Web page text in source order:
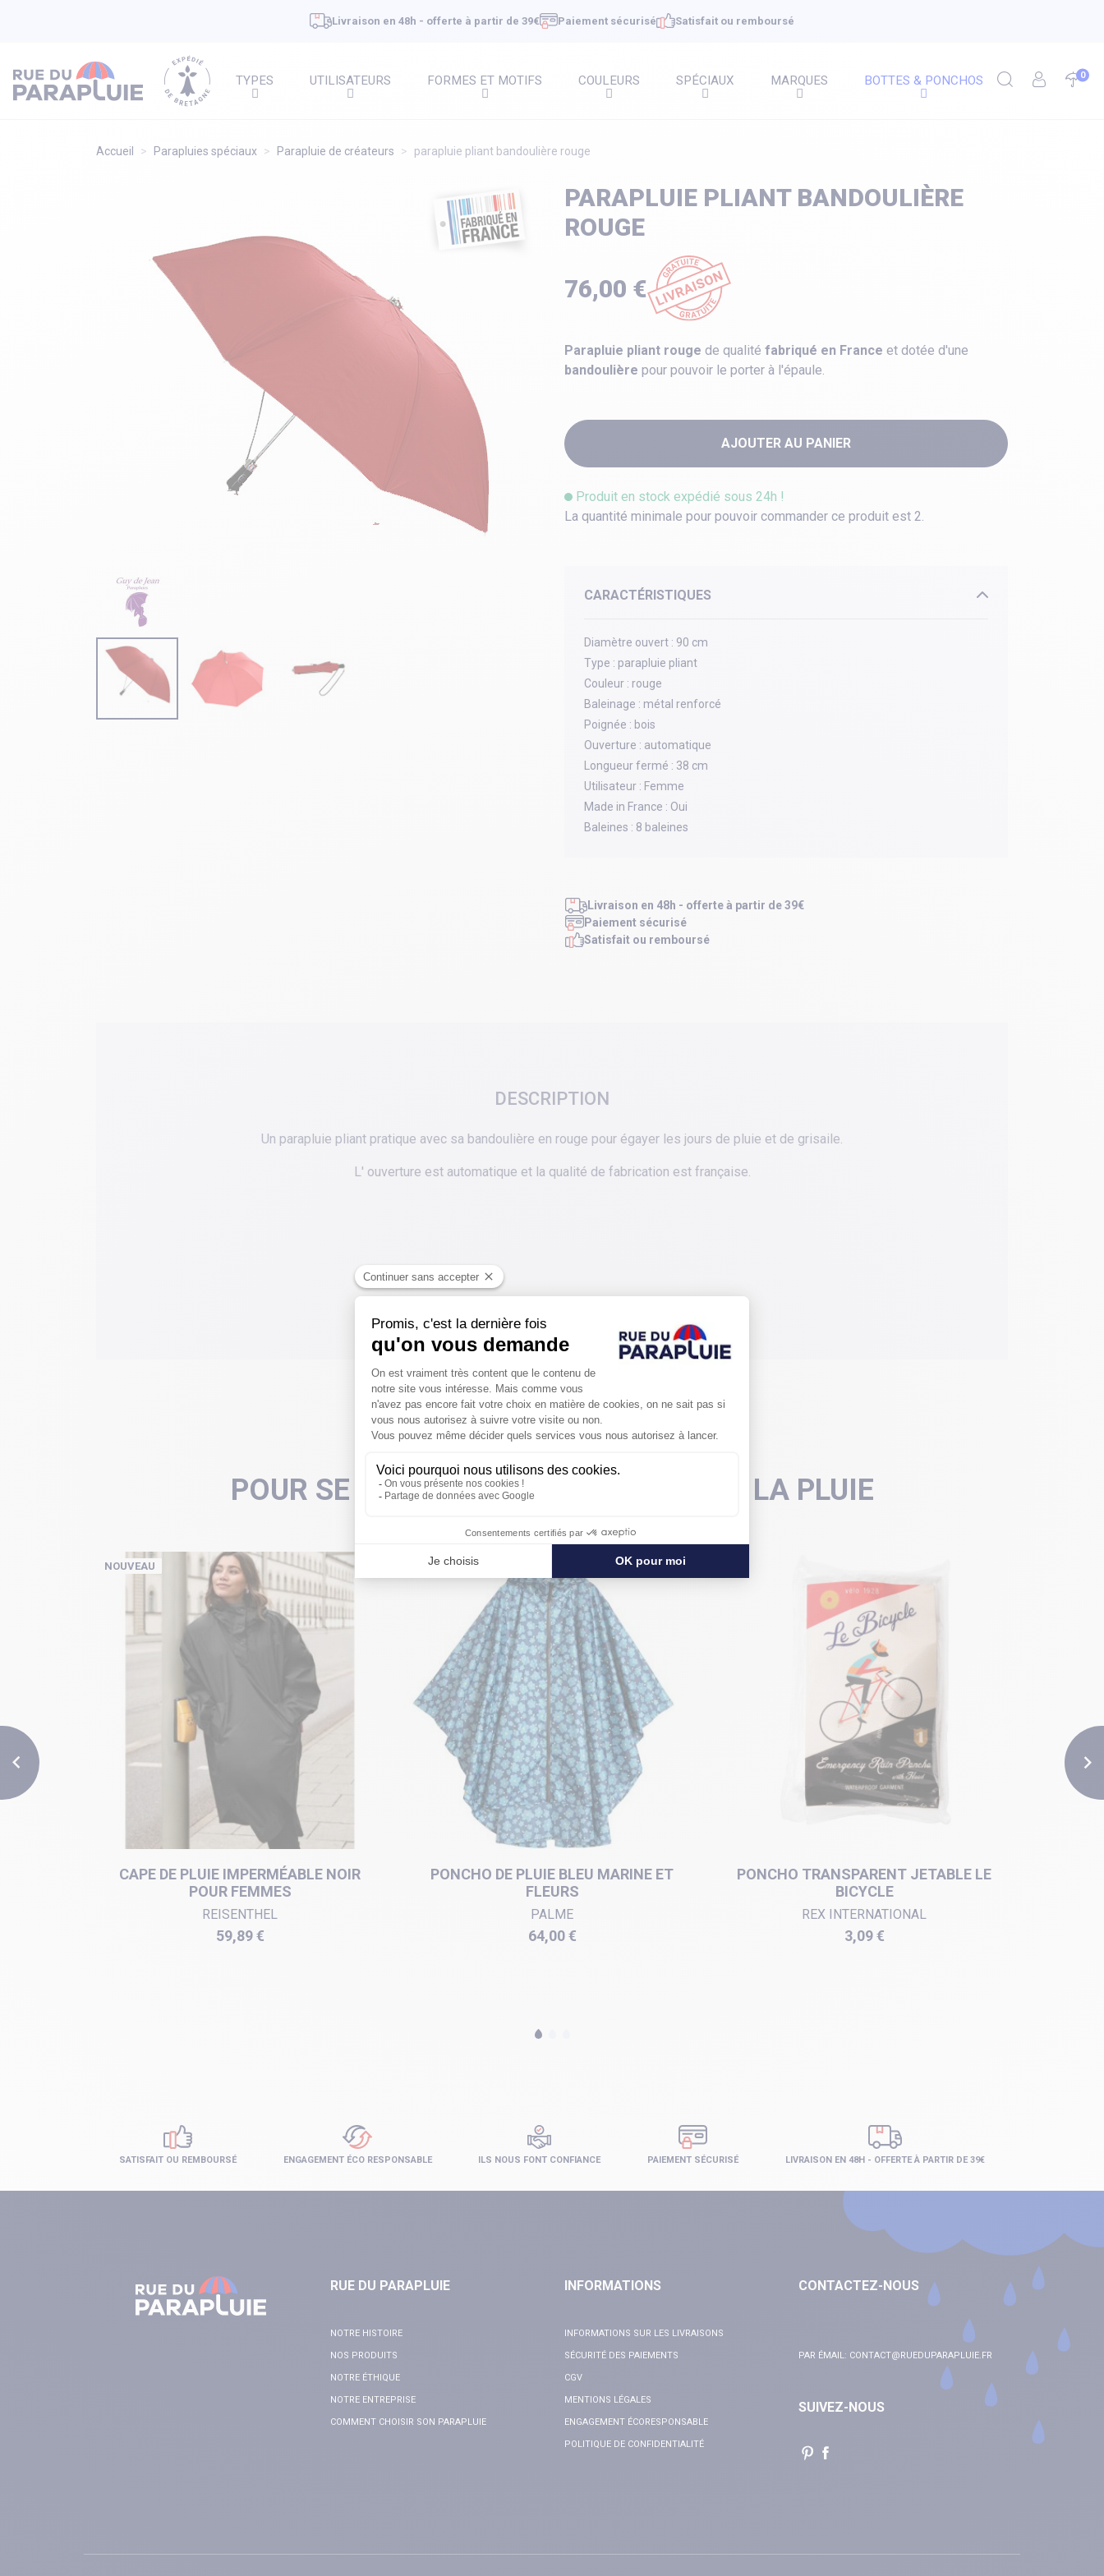
Livraison en 48h - offerte à partir de 39€ Paiement sécurisé Satisfait ou remboursé
0
TYPES UTILISATEURS FORMES ET MOTIFS COULEURS SPÉCIAUX MARQUES BOTTES & PONCHOS
Accueil Parapluies spéciaux Parapluie de créateurs parapluie pliant bandoulière rouge
PARAPLUIE PLIANT BANDOULIÈRE
ROUGE
76,00 €
Parapluie pliant rouge de qualité fabriqué en France et dotée d'une
bandoulière pour pouvoir le porter à l'épaule.
AJOUTER AU PANIER
Produit en stock expédié sous 24h !
La quantité minimale pour pouvoir commander ce produit est 2.
CARACTÉRISTIQUES
Diamètre ouvert : 90 cm
Type : parapluie pliant
Couleur : rouge
Baleinage : métal renforcé
Poignée : bois
Ouverture : automatique
Longueur fermé : 38 cm
Utilisateur : Femme
Made in France : Oui
Baleines : 8 baleines
Livraison en 48h - offerte à partir de 39€
Paiement sécurisé
Satisfait ou remboursé
DESCRIPTION
Un parapluie pliant pratique avec sa bandoulière en rouge pour égayer les jours de pluie et de grisaile.
L' ouverture est automatique et la qualité de fabrication est française.
POUR SE PROTÉGER ENCORE PLUS DE LA PLUIE

CAPE DE PLUIE IMPERMÉABLE NOIR
POUR FEMMES
REISENTHEL
Prix
59,89 €
NOUVEAU
PONCHO DE PLUIE BLEU MARINE ET
FLEURS
PALME
Prix
64,00 €
NOUVEAU
PONCHO TRANSPARENT JETABLE LE
BICYCLE
REX INTERNATIONAL
Prix
3,09 €

LIVRAISON EN 48H - OFFERTE À PARTIR DE 39€
PAIEMENT SÉCURISÉ
SATISFAIT OU REMBOURSÉ ENGAGEMENT ÉCO RESPONSABLE ILS NOUS FONT CONFIANCE
RUE DU PARAPLUIE
NOTRE HISTOIRE
NOS PRODUITS
NOTRE ÉTHIQUE
NOTRE ENTREPRISE
COMMENT CHOISIR SON PARAPLUIE
INFORMATIONS
INFORMATIONS SUR LES LIVRAISONS
SÉCURITÉ DES PAIEMENTS
CGV
MENTIONS LÉGALES
ENGAGEMENT ÉCORESPONSABLE
POLITIQUE DE CONFIDENTIALITÉ
CONTACTEZ-NOUS
PAR ÉMAIL: CONTACT@RUEDUPARAPLUIE.FR
SUIVEZ-NOUS